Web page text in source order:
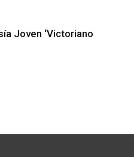
Joven ‘Victoriano